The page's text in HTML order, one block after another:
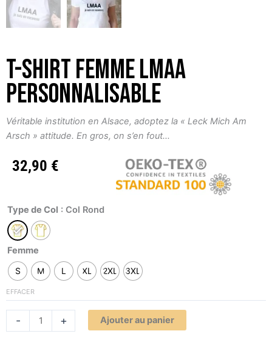
T-shirt femme LMAA
personnalisable
Véritable institution en Alsace, adoptez la « Leck Mich Am
Arsch » attitude. En gros, on s’en fout…
32,90 €
Type de Col : Col Rond
Femme
S M L XL 2XL 3XL
EFFACER
-
quantité
de
T-
shirt
femme
LMAA
personnalisable
+ Ajouter au panier